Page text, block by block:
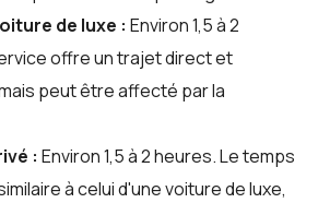
de luxe : Environ 1,5 à 2
offre un trajet direct et
peut être affecté par la
: Environ 1,5 à 2 heures. Le temps
à celui d'une voiture de luxe,